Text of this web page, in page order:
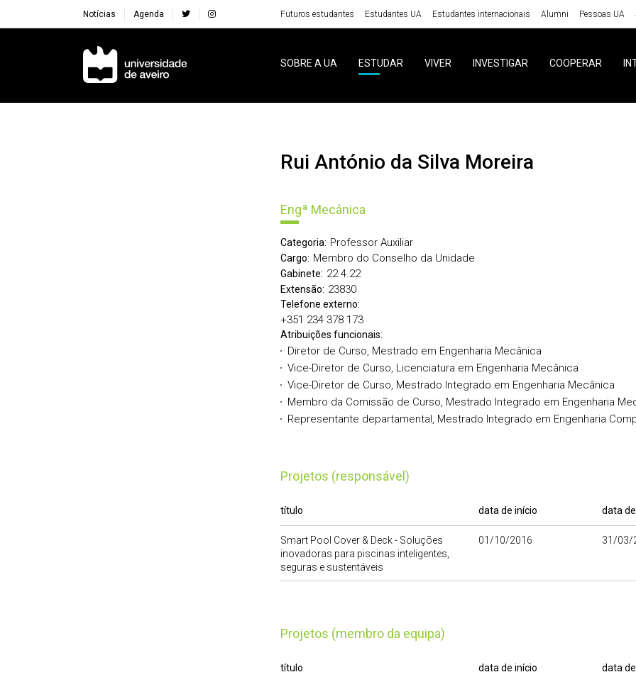
Notícias Agenda Futuros estudantes Estudantes UA Estudantes internacionais Alumni Pessoas UA
Navegação Principal
SOBRE A UA ESTUDAR VIVER INVESTIGAR COOPERAR
Rui António da Silva Moreira
Engª Mecânica
Categoria: Professor Auxiliar
Cargo: Membro do Conselho da Unidade
Gabinete: 22.4.22
Extensão: 23830
Telefone externo:
+351 234 378 173
Atribuições funcionais:
Diretor de Curso, Mestrado em Engenharia Mecânica
Vice-Diretor de Curso, Licenciatura em Engenharia Mecânica
Vice-Diretor de Curso, Mestrado Integrado em Engenharia Mecânica
Membro da Comissão de Curso, Mestrado Integrado em Engenharia
Representante departamental, Mestrado Integrado em Engenharia
Projetos (responsável)
título data de início data
Smart Pool Cover & Deck - Soluções
inovadoras para piscinas inteligentes,
seguras e sustentáveis
01/10/2016 31/03/
Projetos (membro da equipa)
título data de início data